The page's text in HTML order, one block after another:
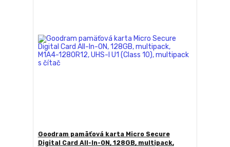
Goodram pamäťová karta Micro Secure
Digital Card All-In-ON, 128GB, multipack,